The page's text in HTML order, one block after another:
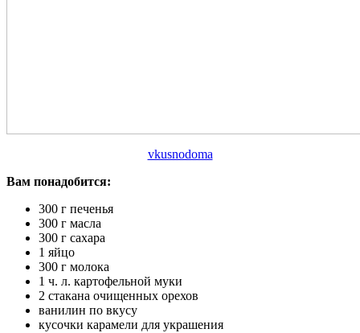
vkusnodoma
Вам понадобится:
300 г печенья
300 г масла
300 г сахара
1 яйцо
300 г молока
1 ч. л. картофельной муки
2 стакана очищенных орехов
ванилин по вкусу
кусочки карамели для украшения